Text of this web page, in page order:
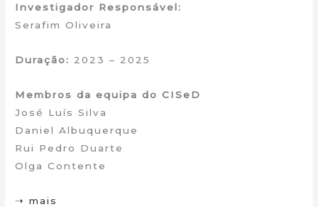
Investigador Responsável:
Serafim Oliveira
Duração: 2023 – 2025
Membros da equipa do CISeD
José Luís Silva
Daniel Albuquerque
Rui Pedro Duarte
Olga Contente
➝ mais